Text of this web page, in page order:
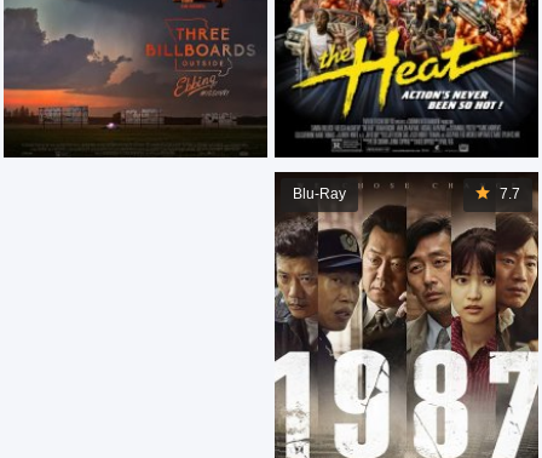
7.7
Blu-Ray